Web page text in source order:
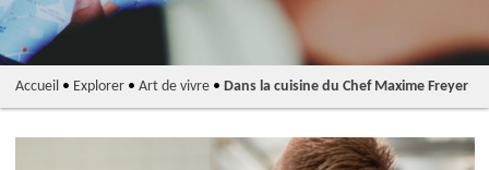
Accueil• Explorer• Art de vivre• Dans la cuisine du Chef Maxime Freyer